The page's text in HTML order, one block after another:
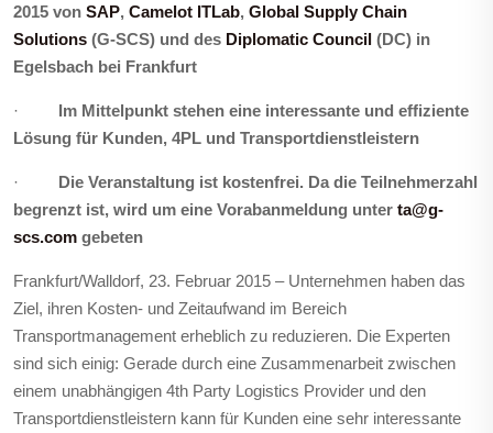
2015 von SAP, Camelot ITLab, Global Supply Chain
Solutions (G-SCS) und des Diplomatic Council (DC) in
Egelsbach bei Frankfurt
· Im Mittelpunkt stehen eine interessante und effiziente
Lösung für Kunden, 4PL und Transportdienstleistern
· Die Veranstaltung ist kostenfrei. Da die Teilnehmerzahl
begrenzt ist, wird um eine Vorabanmeldung unter ta@g-
scs.com gebeten
Frankfurt/Walldorf, 23. Februar 2015 – Unternehmen haben das
Ziel, ihren Kosten- und Zeitaufwand im Bereich
Transportmanagement erheblich zu reduzieren. Die Experten
sind sich einig: Gerade durch eine Zusammenarbeit zwischen
einem unabhängigen 4th Party Logistics Provider und den
Transportdienstleistern kann für Kunden eine sehr interessante